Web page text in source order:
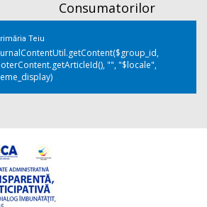
Consumatorilor
Teiu
"", "$locale",